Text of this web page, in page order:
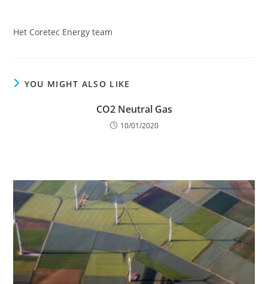
Het Coretec Energy team
YOU MIGHT ALSO LIKE
CO2 Neutral Gas
10/01/2020